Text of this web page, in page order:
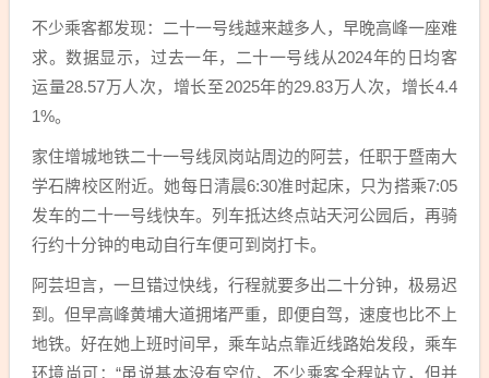
不少乘客都发现：二十一号线越来越多人，早晚高峰一座难
求。数据显示，过去一年，二十一号线从2024年的日均客
运量28.57万人次，增长至2025年的29.83万人次，增长4.4
1%。
家住增城地铁二十一号线凤岗站周边的阿芸，任职于暨南大
学石牌校区附近。她每日清晨6:30准时起床，只为搭乘7:05
发车的二十一号线快车。列车抵达终点站天河公园后，再骑
行约十分钟的电动自行车便可到岗打卡。
阿芸坦言，一旦错过快线，行程就要多出二十分钟，极易迟
到。但早高峰黄埔大道拥堵严重，即便自驾，速度也比不上
地铁。好在她上班时间早，乘车站点靠近线路始发段，乘车
环境尚可：“虽说基本没有空位、不少乘客全程站立，但并